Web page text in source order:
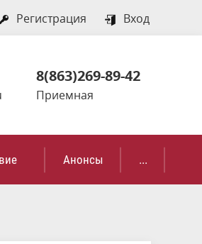
Регистрация Вход
8(863)269-89-42
Приемная
Анонсы ...